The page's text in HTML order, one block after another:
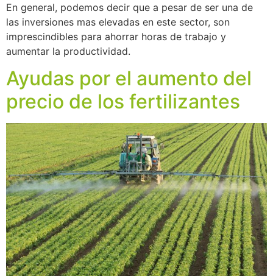
En general, podemos decir que a pesar de ser una de
las inversiones mas elevadas en este sector, son
imprescindibles para ahorrar horas de trabajo y
aumentar la productividad.
Ayudas por el aumento del
precio de los fertilizantes